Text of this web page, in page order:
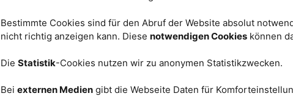
Probenposition derKWS-1 ist mit einem Hexapod ausgestattet, der bis zu einer
tragen kann und die Untersuchung magnetischer Dünnschichten mittels
werden für den High-Flux-Modus mit großen Probenflächen verwendet, während die
Während des Fehlens der kalten Quelle wird das Instrument mit einem neigbaren 20
Bestimmte Cookies sind für den Abruf der Website absolut
nicht richtig anzeigen kann. Diese notwendigen Cookies können
Die Statistik-Cookies nutzen wir zu anonymen Statistikzwecken.
Bei externen Medien gibt die Webseite Daten für